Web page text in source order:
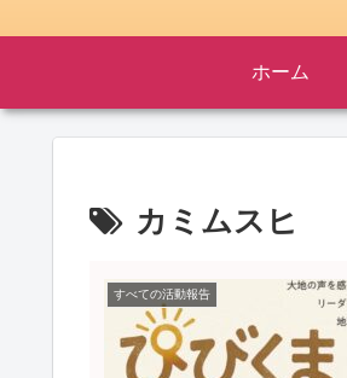
ホーム
カミムスヒ
すべての活動報告